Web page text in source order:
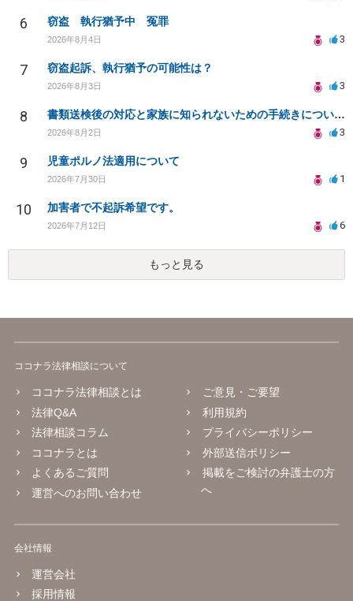
6 窃盗 執行猶予中 冤罪
2026年8月4日 3
7 窃盗起訴、執行猶予の可能性は？
2026年8月3日 3
8 書類送検後の対応と家族に知られないための手続きについて相談
2026年8月2日 3
9 児童ポルノ法適用について
2026年7月30日 1
10 加害者で不起訴希望です。
2026年7月12日 6
もっと見る
ココナラ法律相談について
ココナラ法律相談とは
法律Q&A
法律相談コラム
ココナラとは
よくあるご質問
運営へのお問い合わせ
ご意見・ご要望
利用規約
プライバシーポリシー
外部送信ポリシー
掲載をご検討の弁護士の方
へ
会社情報
運営会社
採用情報